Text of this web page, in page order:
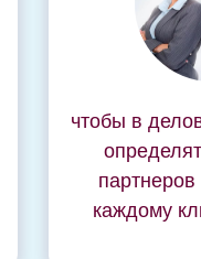
чтобы в
партнеров
каждому